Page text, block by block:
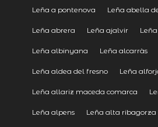
Leña a pontenova Leña abella
Leña abrera Leña ajalvir
Leña albinyana Leña alcarràs
Leña aldea del fresno Leña
Leña allariz maceda comarca
Leña alpens Leña alta ribagorza